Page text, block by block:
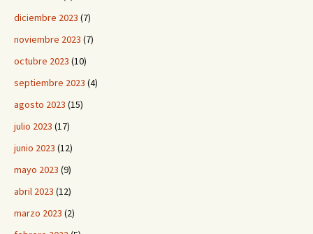
diciembre 2023 (7)
noviembre 2023 (7)
octubre 2023 (10)
septiembre 2023 (4)
agosto 2023 (15)
julio 2023 (17)
junio 2023 (12)
mayo 2023 (9)
abril 2023 (12)
marzo 2023 (2)